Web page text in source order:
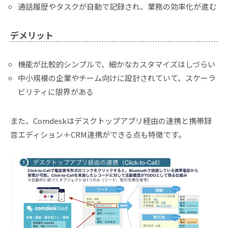
通話履歴やタスクが自動で記録され、業務の効率化が進む
デメリット
機能が比較的シンプルで、細かなカスタマイズはしづらい
中小規模の企業やチーム向けに設計されていて、スケーラ
ビリティに限界がある
また、Comdeskはデスクトップアプリ経由の連携と携帯録
音エディション＋CRM連携ができる点も特徴です。